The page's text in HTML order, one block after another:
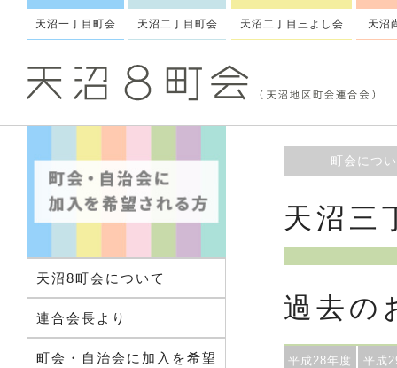
天沼一丁目町会 天沼二丁目町会 天沼二丁目三よし会 天沼
天沼8町会について
連合会長より
町会・自治会に加入を希望
町会につ
天沼三
過去の
平成28年度 平成